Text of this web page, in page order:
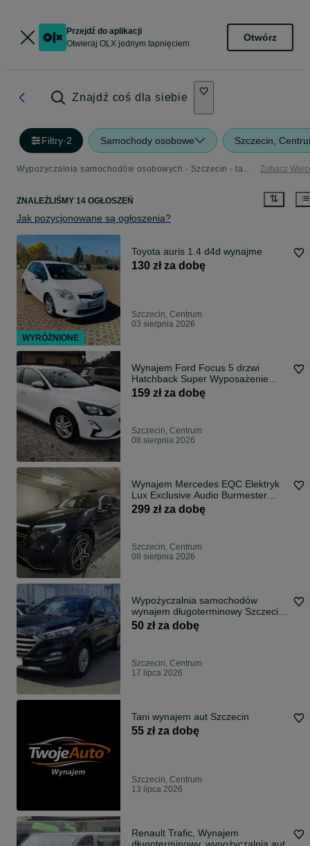
Przejdź do aplikacji
Otwieraj OLX jednym tapnięciem
Otwórz
Znajdź coś dla siebie
Filtry·2 Samochody osobowe Szczecin,
Wypożyczalnia samochodów osobowych - Szczecin - tani wynajem aut w Twojej okolicy Zobacz
ZNALEŹLIŚMY 14 OGŁOSZEŃ
Jak pozycjonowane są ogłoszenia?
Toyota auris 1.4 d4d wynajme
130 zł za dobę
Szczecin, Centrum
03 sierpnia 2026
Wynajem Ford Focus 5 drzwi
Hatchback Super Wyposażenie
Grzane Fotele Kierownica CarPlay
159 zł za dobę
Szczecin, Centrum
08 sierpnia 2026
Wynajem Mercedes EQC Elektryk
Lux Exclusive Audio Burmester
Panoramadach Cabrio Hak Moc
299 zł za dobę
Szczecin, Centrum
08 sierpnia 2026
Wypożyczalnia samochodów
wynajem długoterminowy Szczecin
najtaniej
50 zł za dobę
Szczecin, Centrum
17 lipca 2026
Tani wynajem aut Szczecin
55 zł za dobę
Szczecin, Centrum
13 lipca 2026
Renault Trafic, Wynajem
WYRÓŻNIONE